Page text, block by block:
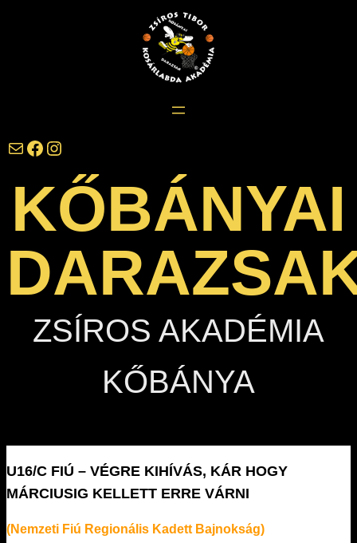
darazsak@darazsak.hu @kobanyaidarazsak @darazsak
KŐBÁNYAI
ZSÍROS AKADÉMIA
KŐBÁNYA
U16/C FIÚ – VÉGRE KIHÍVÁS, KÁR HOGY
MÁRCIUSIG KELLETT ERRE VÁRNI
(Nemzeti Fiú Regionális Kadett Bajnokság)